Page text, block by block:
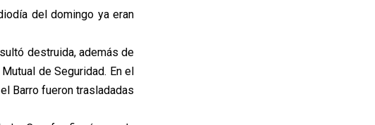
del domingo ya eran
destruida, además de
de Seguridad. En el
Barro fueron trasladadas